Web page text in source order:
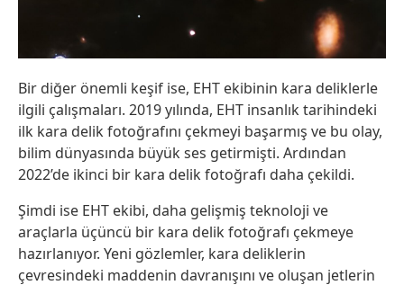
Bir diğer önemli keşif ise, EHT ekibinin kara deliklerle
ilgili çalışmaları. 2019 yılında, EHT insanlık tarihindeki
ilk kara delik fotoğrafını çekmeyi başarmış ve bu olay,
bilim dünyasında büyük ses getirmişti. Ardından
2022’de ikinci bir kara delik fotoğrafı daha çekildi.
Şimdi ise EHT ekibi, daha gelişmiş teknoloji ve
araçlarla üçüncü bir kara delik fotoğrafı çekmeye
hazırlanıyor. Yeni gözlemler, kara deliklerin
çevresindeki maddenin davranışını ve oluşan jetlerin